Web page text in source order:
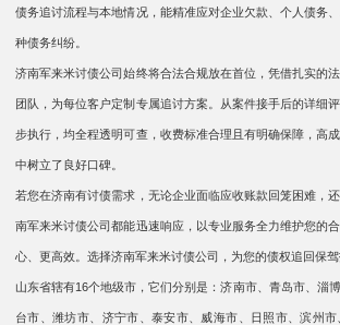
债务追讨流程与本地情况，能精准应对企业欠款、个人债务
种债务纠纷。​
济南军来米讨债公司始终将合法合规放在首位，凭借扎实的
团队，为每位客户定制专属追讨方案。从案件接手后的详细
步执行，均全程透明可查，收费标准合理且有明确保障，高
中树立了良好口碑。​
若您在济南有讨债需求，无论企业面临应收账款回笼困难，
南军来米讨债公司都能迅速响应，以专业服务全力维护您的
心、更高效。选择济南军来米讨债公司，为您的债权追回保驾
山东省辖有16个地级市，它们分别是：‌济南市、青岛市、淄
台市、潍坊市、济宁市、泰安市、威海市、日照市、滨州